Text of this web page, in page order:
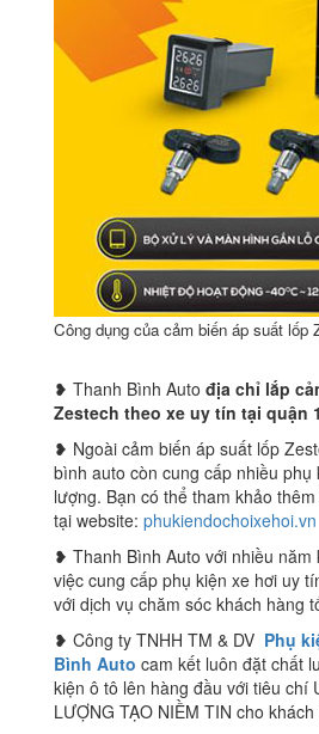
Công dụng của cảm biến áp suất lốp
❥ Thanh Bình Auto địa chỉ lắp
Zestech theo xe uy tín tại quận
❥ Ngoài cảm biến áp suất lốp
bình auto còn cung cấp nhiều
lượng. Bạn có thể tham khảo
tại website: phukiendochoixehoi.vn
❥ Thanh Bình Auto với nhiều năm
việc cung cấp phụ kiện xe hơi uy
với dịch vụ chăm sóc khách hàng
❥ Công ty TNHH TM & DV Phụ
Bình Auto cam kết luôn đặt chất
kiện ô tô lên hàng đầu với tiêu chí
LƯỢNG TẠO NIỀM TIN cho khách